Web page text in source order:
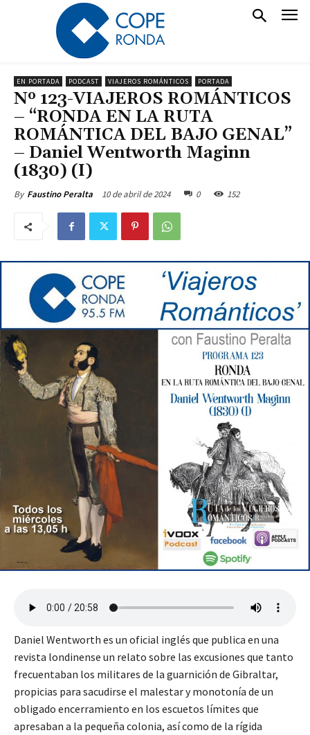
EN PORTADA PODCAST VIAJEROS ROMÁNTICOS PORTADA
Nº 123-VIAJEROS ROMÁNTICOS
– “RONDA EN LA RUTA
ROMÁNTICA DEL BAJO GENAL”
– Daniel Wentworth Maginn
(1830) (I)
By Faustino Peralta 10 de abril de 2024 0 152
Daniel Wentworth es un oficial inglés que publica en una
revista londinense un relato sobre las excusiones que tanto
frecuentaban los militares de la guarnición de Gibraltar,
propicias para sacudirse el malestar y monotonía de un
obligado encerramiento en los escuetos límites que
apresaban a la pequeña colonia, así como de la rígida